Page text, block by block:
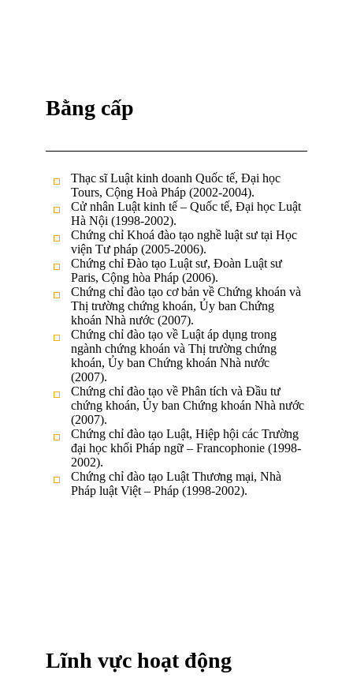
Bằng cấp
Thạc sĩ Luật kinh doanh Quốc tế, Đại học
Tours, Cộng Hoà Pháp (2002-2004).
Cử nhân Luật kinh tế – Quốc tế, Đại học Luật
Hà Nội (1998-2002).
Chứng chỉ Khoá đào tạo nghề luật sư tại Học
viện Tư pháp (2005-2006).
Chứng chỉ Đào tạo Luật sư, Đoàn Luật sư
Paris, Cộng hòa Pháp (2006).
Chứng chỉ đào tạo cơ bản về Chứng khoán và
Thị trường chứng khoán, Ủy ban Chứng
khoán Nhà nước (2007).
Chứng chỉ đào tạo về Luật áp dụng trong
ngành chứng khoán và Thị trường chứng
khoán, Ủy ban Chứng khoán Nhà nước
(2007).
Chứng chỉ đào tạo về Phân tích và Đầu tư
chứng khoán, Ủy ban Chứng khoán Nhà nước
(2007).
Chứng chỉ đào tạo Luật, Hiệp hội các Trường
đại học khối Pháp ngữ – Francophonie (1998-
2002).
Chứng chỉ đào tạo Luật Thương mại, Nhà
Pháp luật Việt – Pháp (1998-2002).
Lĩnh vực hoạt động